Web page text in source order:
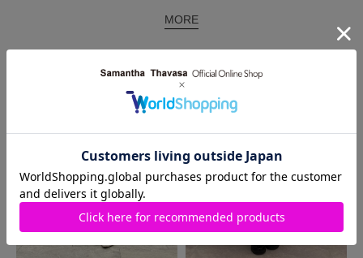
MORE